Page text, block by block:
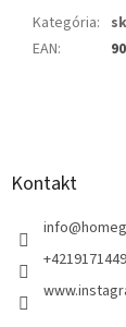
Kategória:
EAN:
Kontakt
info@